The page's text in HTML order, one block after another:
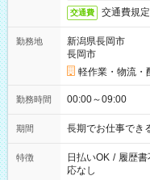
交通費 交通費規
勤務地
新潟県長岡市
長岡市
軽作業・物流・
勤務時間 00:00～09:00
期間 長期でお仕事でき
特徴 日払いOK / 履歴書
応なし